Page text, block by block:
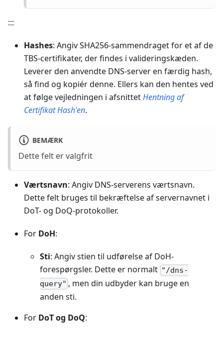
:::
Hashes: Angiv SHA256-sammendraget for et af de
TBS-certifikater, der findes i valideringskæden.
Leverer den anvendte DNS-server en færdig hash,
så find og kopiér denne. Ellers kan den hentes ved
at følge vejledningen i afsnittetHentning af
Certifikat Hash'en.
BEMÆRK
Dette felt er valgfrit
Værtsnavn: Angiv DNS-serverens værtsnavn.
Dette felt bruges til bekræftelse af servernavnet i
DoT- og DoQ-protokoller.
For DoH:
Sti: Angiv stien til udførelse af DoH-
forespørgsler. Dette er normalt "/dns-
query" , men din udbyder kan bruge en
anden sti.
For DoT og DoQ: